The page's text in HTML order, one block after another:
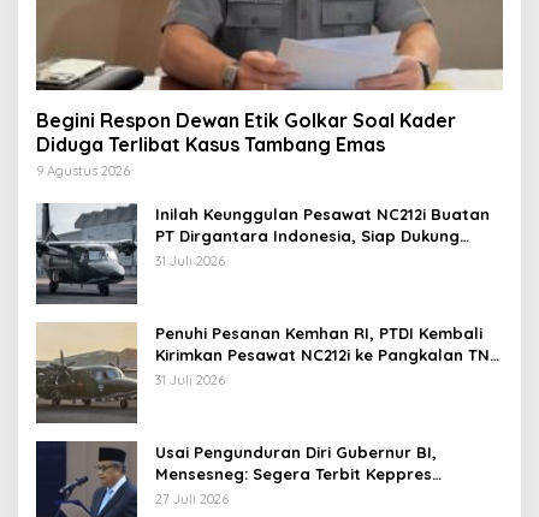
Begini Respon Dewan Etik Golkar Soal Kader
Diduga Terlibat Kasus Tambang Emas
9 Agustus 2026
Inilah Keunggulan Pesawat NC212i Buatan
PT Dirgantara Indonesia, Siap Dukung
Berbagai Operasi TNI
31 Juli 2026
Penuhi Pesanan Kemhan RI, PTDI Kembali
Kirimkan Pesawat NC212i ke Pangkalan TNI
AU
31 Juli 2026
Usai Pengunduran Diri Gubernur BI,
Mensesneg: Segera Terbit Keppres
Pemberhentian dengan Hormat
27 Juli 2026